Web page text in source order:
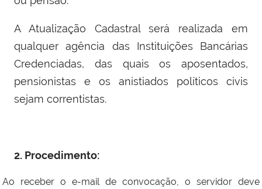
A Atualização Cadastral será realizada em
qualquer agência das Instituições Bancárias
Credenciadas, das quais os aposentados,
pensionistas e os anistiados políticos civis
sejam correntistas.
2. Procedimento:
Ao receber o e-mail de convocação, o servidor deve